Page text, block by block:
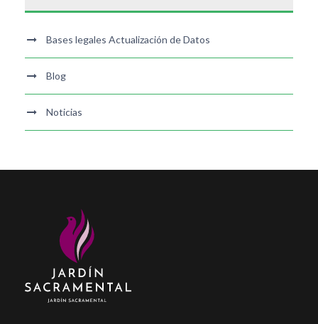
Bases legales Actualización de Datos
Blog
Noticias